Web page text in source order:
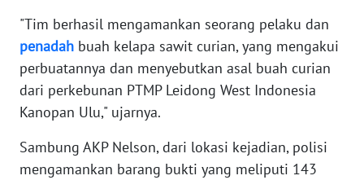
"Tim berhasil mengamankan seorang pelaku dan
penadah buah kelapa sawit curian, yang mengakui
perbuatannya dan menyebutkan asal buah curian
dari perkebunan PTMP Leidong West Indonesia
Kanopan Ulu," ujarnya.
Sambung AKP Nelson, dari lokasi kejadian, polisi
mengamankan barang bukti yang meliputi 143
WN
SULBAR
WN
BABEL